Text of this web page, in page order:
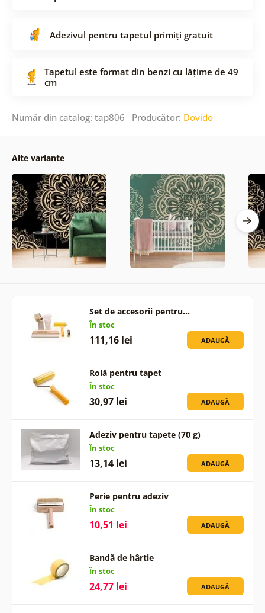
Adezivul pentru tapetul primiți gratuit
Tapetul este format din benzi cu lățime de 49
cm
Număr din catalog: tap806 Producător: Dovido
Alte variante
Set de accesorii pentru…
În stoc
111,16 lei ADAUGĂ
Rolă pentru tapet
În stoc
30,97 lei ADAUGĂ
Adeziv pentru tapete (70 g)
În stoc
13,14 lei ADAUGĂ
Perie pentru adeziv
În stoc
10,51 lei ADAUGĂ
Bandă de hârtie
În stoc
24,77 lei ADAUGĂ